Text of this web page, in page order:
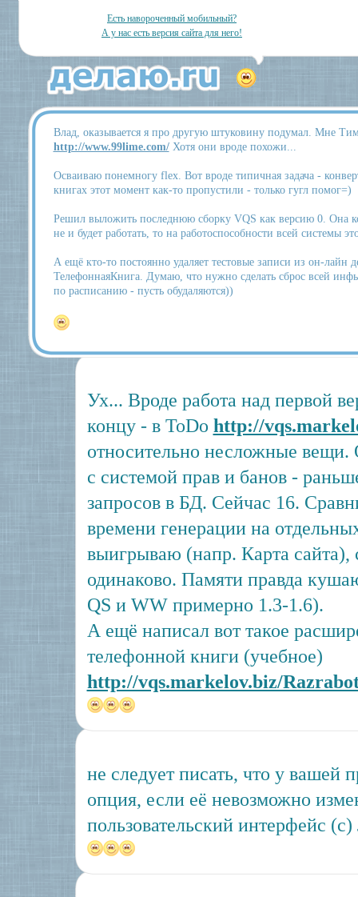
Есть навороченный мобильный?
А у нас есть версия сайта для него!
Влад, оказывается я про другую штуковину подумал. Мне
http://www.99lime.com/Хотя они вроде похожи...
Осваиваю понемногу flex. Вот вроде типичная задача -
книгах этот момент как-то пропустили - только гугл помог=)
Решил выложить последнюю сборку VQS как версию 0. Она
не и будет работать, то на работоспособности всей системы
А ещё кто-то постоянно удаляет тестовые записи из он-лайн
ТелефоннаяКнига. Думаю, что нужно сделать сброс всей
по расписанию - пусть обудаляются))
Ух... Вроде работа над первой
концу - в ToDo http://
относительно несложные вещи.
с системой прав и банов -
запросов в БД. Сейчас 16.
времени генерации на
выигрываю (напр. Карта сайта),
одинаково. Памяти правда
QS и WW примерно 1.3-1.6).
А ещё написал вот такое
телефонной книги (учебное)
http://vqs.markelov.biz/
не следует писать, что у вашей
опция, если её невозможно
пользовательский интерфейс